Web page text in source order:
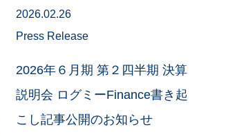
2026.02.26
Press Release
2026年６月期 第２四半期 決算
説明会 ログミーFinance書き起
こし記事公開のお知らせ